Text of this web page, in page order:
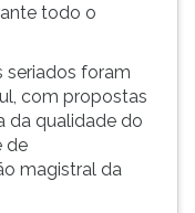
todo o
seriados foram
com propostas
da qualidade do
de
magistral da